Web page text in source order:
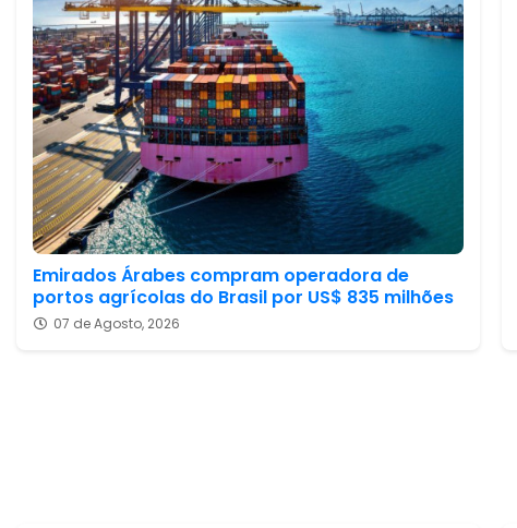
Emirados Árabes compram operadora de
portos agrícolas do Brasil por US$ 835 milhões
07 de Agosto, 2026